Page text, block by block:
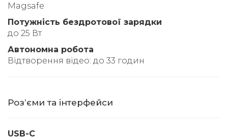
Magsafe
Потужність бездротової зарядки
до 25 Вт
Автономна робота
Відтворення відео: до 33 годин
Розʼєми та інтерфейси
USB-C